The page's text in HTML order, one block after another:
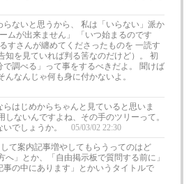
ないと思うから、 私は「いらない」派か
ムが出来ません」 「いつ始まるのです
すさんが纏めてくださったものを 一読す
知を見ていれば判る筈なのだけど）。 初
調べる」って事をするべきだよ。 聞けば
なんじゃ何も身に付かないよ。
はじめからちゃんと見ていると思いま
ないんですよね、その手のツリーって。
でしょうか。
05/03/02 22:30
て案内記事増やしてもらうってのはど
」とか、「自由掲示板で質問する前に」
の中にあります」とかいうタイトルで